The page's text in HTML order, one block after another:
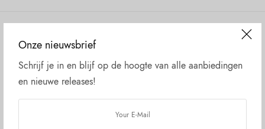
Onze nieuwsbrief
Schrijf je in en blijf op de hoogte van alle aanbiedingen
en nieuwe releases!
Over ons
Blog
SUPPORT